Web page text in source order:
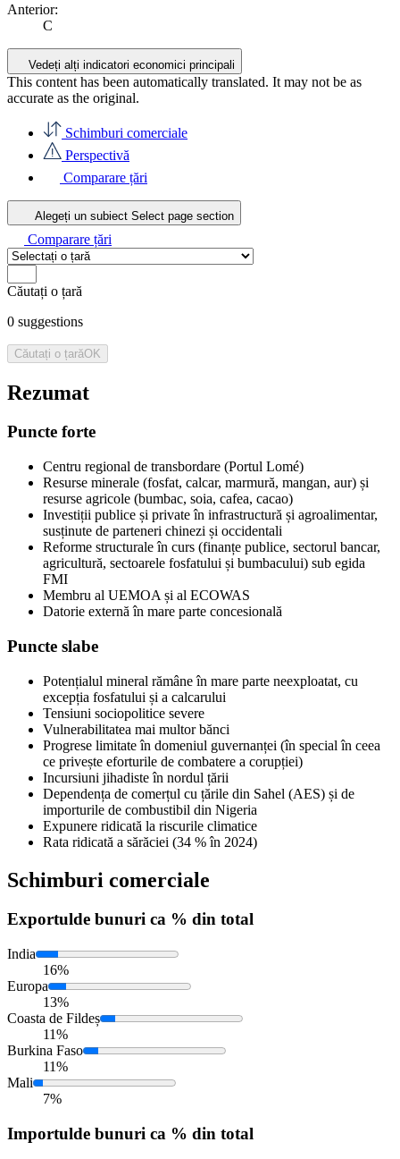
Anterior:
C
Vedeți alți indicatori economici principali
This content has been automatically translated. It may not be as
accurate as the original.
Schimburi comerciale
Perspectivă
Comparare țări
Alegeți un subiect Select page section
Comparare țări
Căutați o țară
0 suggestions
Căutați o țarăOK
Rezumat
Puncte forte
Centru regional de transbordare (Portul Lomé)
Resurse minerale (fosfat, calcar, marmură, mangan, aur) și
resurse agricole (bumbac, soia, cafea, cacao)
Investiții publice și private în infrastructură și agroalimentar,
susținute de parteneri chinezi și occidentali
Reforme structurale în curs (finanțe publice, sectorul bancar,
agricultură, sectoarele fosfatului și bumbacului) sub egida
FMI
Membru al UEMOA și al ECOWAS
Datorie externă în mare parte concesională
Puncte slabe
Potențialul mineral rămâne în mare parte neexploatat, cu
excepția fosfatului și a calcarului
Tensiuni sociopolitice severe
Vulnerabilitatea mai multor bănci
Progrese limitate în domeniul guvernanței (în special în ceea
ce privește eforturile de combatere a corupției)
Incursiuni jihadiste în nordul țării
Dependența de comerțul cu țările din Sahel (AES) și de
importurile de combustibil din Nigeria
Expunere ridicată la riscurile climatice
Rata ridicată a sărăciei (34 % în 2024)
Schimburi comerciale
Exportulde bunuri ca % din total
India
16%
Europa
13%
Coasta de Fildeș
11%
Burkina Faso
11%
Mali
7%
Importulde bunuri ca % din total